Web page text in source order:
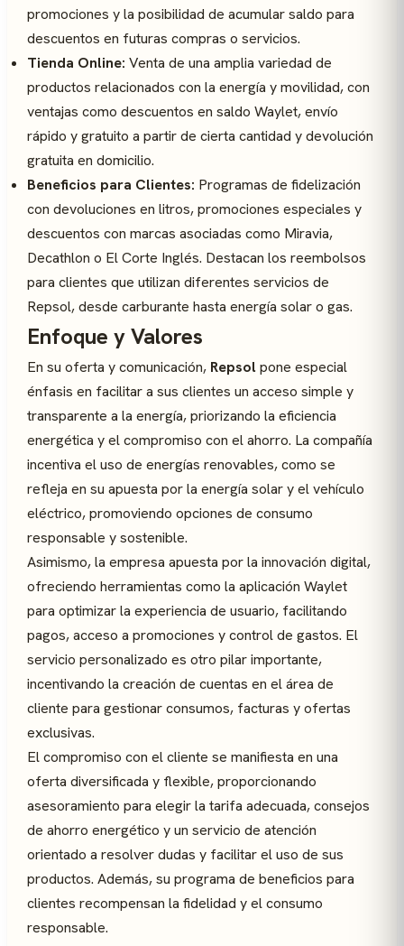
promociones y la posibilidad de acumular saldo para
descuentos en futuras compras o servicios.
Tienda Online: Venta de una amplia variedad de
productos relacionados con la energía y movilidad, con
ventajas como descuentos en saldo Waylet, envío
rápido y gratuito a partir de cierta cantidad y devolución
gratuita en domicilio.
Beneficios para Clientes: Programas de fidelización
con devoluciones en litros, promociones especiales y
descuentos con marcas asociadas como Miravia,
Decathlon o El Corte Inglés. Destacan los reembolsos
para clientes que utilizan diferentes servicios de
Repsol, desde carburante hasta energía solar o gas.
Enfoque y Valores
En su oferta y comunicación, Repsolpone especial
énfasis en facilitar a sus clientes un acceso simple y
transparente a la energía, priorizando la eficiencia
energética y el compromiso con el ahorro. La compañía
incentiva el uso de energías renovables, como se
refleja en su apuesta por la energía solar y el vehículo
eléctrico, promoviendo opciones de consumo
responsable y sostenible.
Asimismo, la empresa apuesta por la innovación digital,
ofreciendo herramientas como la aplicación Waylet
para optimizar la experiencia de usuario, facilitando
pagos, acceso a promociones y control de gastos. El
servicio personalizado es otro pilar importante,
incentivando la creación de cuentas en el área de
cliente para gestionar consumos, facturas y ofertas
exclusivas.
El compromiso con el cliente se manifiesta en una
oferta diversificada y flexible, proporcionando
asesoramiento para elegir la tarifa adecuada, consejos
de ahorro energético y un servicio de atención
orientado a resolver dudas y facilitar el uso de sus
productos. Además, su programa de beneficios para
clientes recompensan la fidelidad y el consumo
responsable.